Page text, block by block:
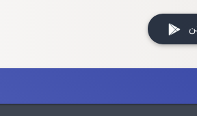
کن